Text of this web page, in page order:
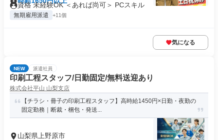
資格 未経験OK ＜あれば尚可＞ PCスキル
無期雇用派遣 +11個
気になる
NEW 派遣社員
印刷工程スタッフ/日勤固定/無料送迎あり
株式会社平山 山梨支店
【チラシ・冊子の印刷工程スタッフ】高時給1450円×日勤・夜勤の
固定勤務｜断裁・梱包・発送...
山梨県上野原市